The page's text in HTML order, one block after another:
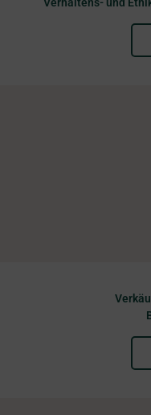
Verhaltens- und